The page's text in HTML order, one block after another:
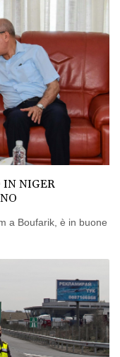
IN NIGER
a Boufarik, è in buone